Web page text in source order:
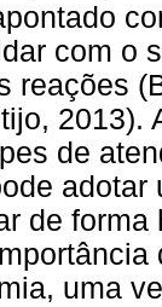
com o
reações
2013).
de
de
uma